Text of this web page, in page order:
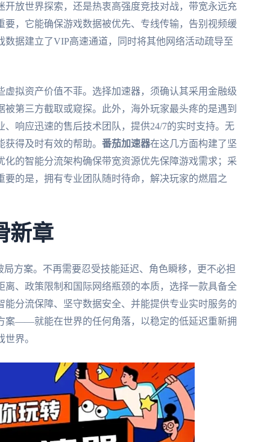
放世界探索，还是热衷高强度竞技对战，带宽永远充
，它能确保游戏数据被优先、专线传输，告别视频缓
据建立了VIP高速通道，同时将其他网络活动疏导至
拟资产价值不菲。选择加速器，须确认其采用金融级
第三方截取或窥探。此外，海外玩家最头疼的是遇到
响应迅速的售后技术团队，提供24/7的实时支持。无
得及时有效的帮助。 番茄加速器在这几方面构建了坚
的智能分流架构确保带宽资源优先保障游戏需求；采
的是，拥有专业团队随时待命，解决玩家的燃眉之
新章
方案。不再需要忍受技能延迟、角色瞬移，更不必担
、政策限制和国际网络瓶颈的本质，选择一款具备全
分流保障、坚守数据安全、并能提供专业实时服务的
案——就能在世界的任何角落，以稳定的低延迟重新拥
界。